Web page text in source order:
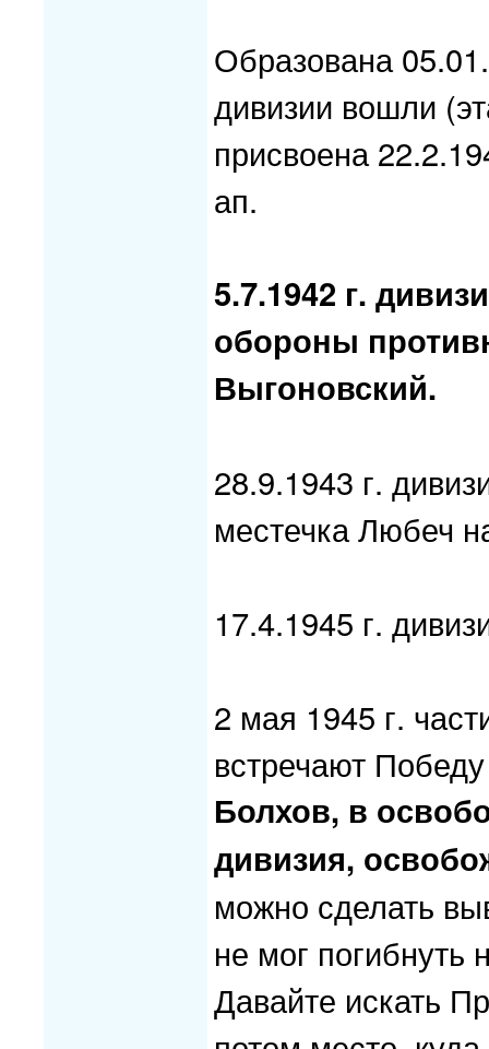
Образована
дивизии вошли
присвоена
ап.
5.7.1942 г.
обороны
Выгоновский.
28.9.1943 г.
местечка Любеч
17.4.1945 г.
2 мая 1945 г.
встречают
Болхов, в
дивизия,
можно сделать
не мог погибнуть
Давайте искать